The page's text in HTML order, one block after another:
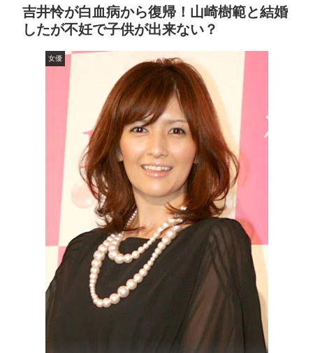
吉井怜が白血病から復帰！山崎樹範と結婚
したが不妊で子供が出来ない？
女優